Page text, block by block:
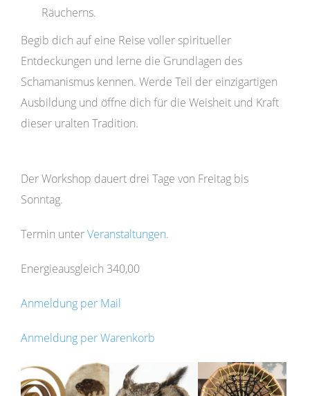
Räucherns.
Begib dich auf eine Reise voller spiritueller
Entdeckungen und lerne die Grundlagen des
Schamanismus kennen. Werde Teil der einzigartigen
Ausbildung und öffne dich für die Weisheit und Kraft
dieser uralten Tradition.
Der Workshop dauert drei Tage von Freitag bis
Sonntag.
Termin unterVeranstaltungen.
Energieausgleich 340,00
Anmeldung per Mail
Anmeldung per Warenkorb